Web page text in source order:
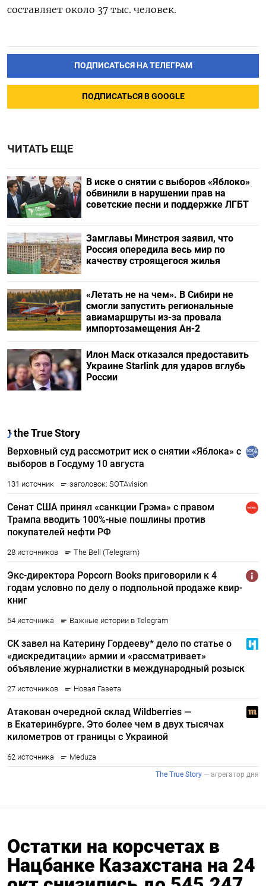
составляет около 37 тыс. человек.
ПОДПИСАТЬСЯ НА ТЕЛЕГРАМ
ПОДПИСАТЬСЯ В GOOGLE
ЧИТАТЬ ЕЩЕ
В иске о снятии с выборов «Яблоко»
обвинили в нарушении прав на
советские песни и поддержке ЛГБТ
Замглавы Минстроя заявил, что
Россия опередила весь мир по
качеству строящегося жилья
«Летать не на чем». В Сибири не
смогли запустить региональные
авиамаршруты из-за провала
импортозамещения Ан-2
Илон Маск отказался предоставить
Украине Starlink для ударов вглубь
России
Остатки на корсчетах в
Нацбанке Казахстана на 24